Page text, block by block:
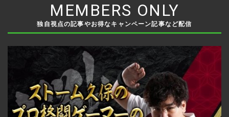
MEMBERS ONLY
独自視点の記事やお得なキャンペーン記事など配信